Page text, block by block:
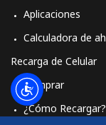
Aplicaciones
Calculadora de
Recarga de Celular
Comprar
¿Cómo Recargar?